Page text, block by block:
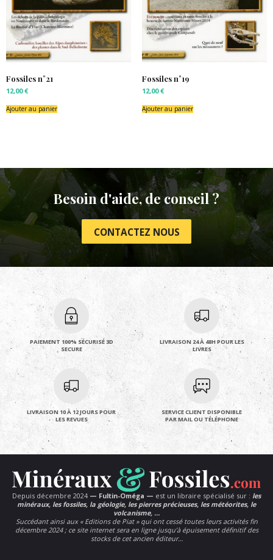
Fossiles n°21
12,00€
Ajouter au panier
Fossiles n°19
12,00€
Ajouter au panier
Besoin d'aide, de conseil ?
CONTACTEZ NOUS
PAIEMENT 100% SÉCURISÉ 3D
SECURE
LIVRAISON 24 À 48H POUR LES
LIVRES
LIVRAISON 10 À 12 JOURS POUR
LES REVUES
SERVICE CLIENT DISPONIBLE
PAR MAIL OU TÉLÉPHONE
Depuis décembre 2024 — Fultin-Oméga — est un libraire spécialisé sur : les
minéraux, les fossiles, la géologie, les pierres précieuses, les météorites, le
volcanisme, …
Succédant ainsi aux « Editions de Piat » qui ont cessé toutes leurs activités fin
décembre 2024 ; ce site internet sera en ligne jusqu’à épuisement définitif des
stocks de cet ancien éditeur…